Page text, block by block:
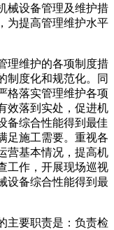
械设备管理及维护措
为提高管理维护水平
理维护的各项制度措
制度化和规范化。同
格落实管理维护各项
效落到实处，促进机
备综合性能得到最佳
足施工需要。重视各
营基本情况，提高机
工作，开展现场巡视
设备综合性能得到最
主要职责是：负责检